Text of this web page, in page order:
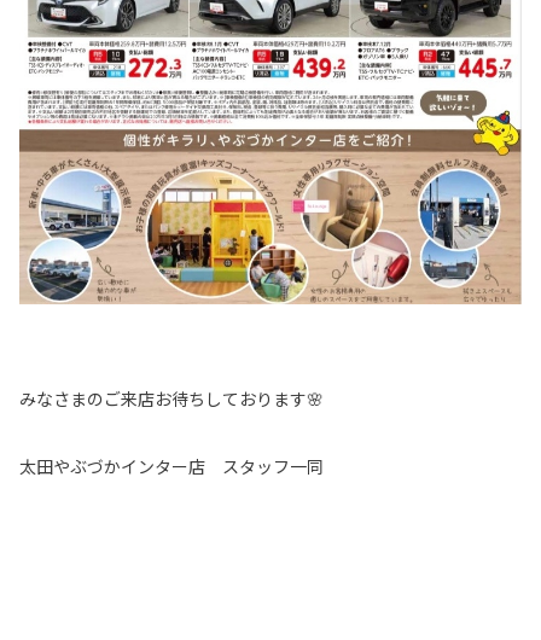
みなさまのご来店お待ちしております🌸
太田やぶづかインター店 スタッフ一同